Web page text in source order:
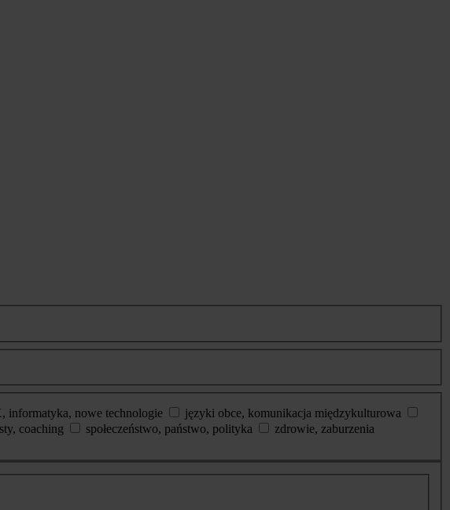
informatyka, nowe technologie
języki obce, komunikacja międzykulturowa
coaching społeczeństwo, państwo, polityka
zdrowie, zaburzenia